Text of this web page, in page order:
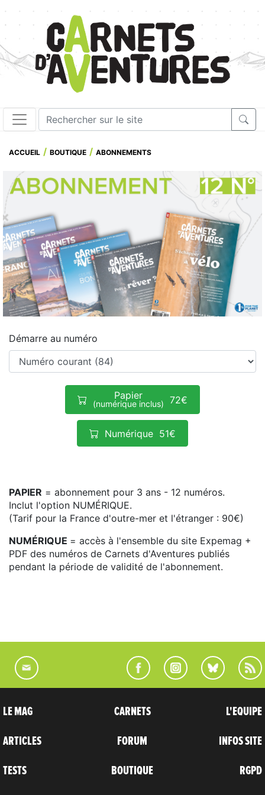
ACCUEIL BOUTIQUE ABONNEMENTS
Démarre au numéro
Papier
(numérique inclus) 72€
Numérique 51€
PAPIER = abonnement pour 3 ans - 12 numéros.
Inclut l'option NUMÉRIQUE.
(Tarif pour la France d'outre-mer et l'étranger : 90€)
NUMÉRIQUE = accès à l'ensemble du site Expemag +
PDF des numéros de Carnets d'Aventures publiés
pendant la période de validité de l'abonnement.
LE MAG
ARTICLES
TESTS
CARNETS
FORUM
BOUTIQUE
L'EQUIPE
INFOS SITE
RGPD